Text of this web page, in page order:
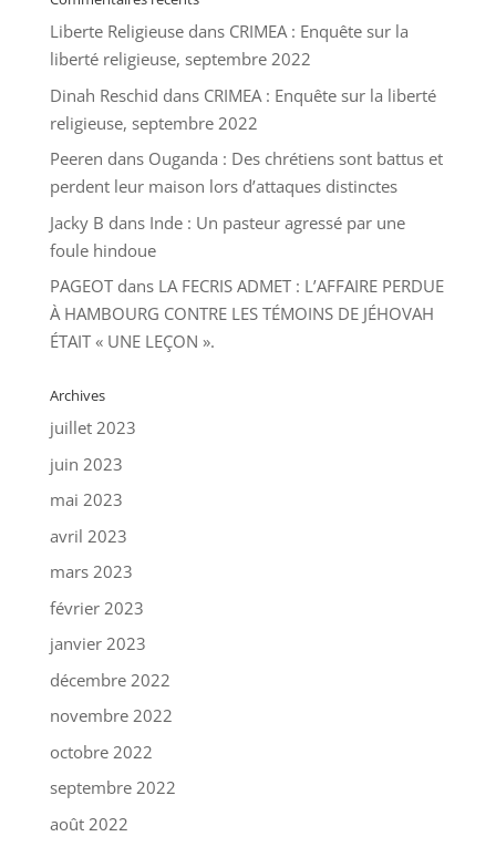
Liberte Religieusedans CRIMEA : Enquête sur la
liberté religieuse, septembre 2022
Dinah Reschid dans CRIMEA : Enquête sur la liberté
religieuse, septembre 2022
Peeren dans Ouganda : Des chrétiens sont battus et
perdent leur maison lors d’attaques distinctes
Jacky B dans Inde : Un pasteur agressé par une
foule hindoue
PAGEOTdans LA FECRIS ADMET : L’AFFAIRE PERDUE
À HAMBOURG CONTRE LES TÉMOINS DE JÉHOVAH
ÉTAIT « UNE LEÇON ».
Archives
juillet 2023
juin 2023
mai 2023
avril 2023
mars 2023
février 2023
janvier 2023
décembre 2022
novembre 2022
octobre 2022
septembre 2022
août 2022